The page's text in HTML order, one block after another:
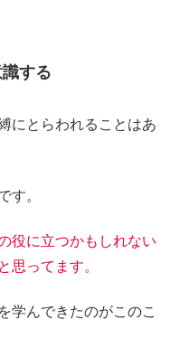
する
にとらわれることはあ
。
役に立つかもしれない
思ってます。
学んできたのがこのこ